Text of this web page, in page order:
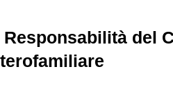
Responsabilità del